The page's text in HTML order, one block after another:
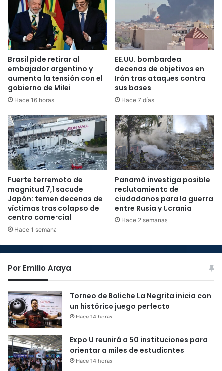
Brasil pide retirar al
embajador argentino y
aumenta la tensión con el
gobierno de Milei
Hace 16 horas
EE.UU. bombardea
decenas de objetivos en
Irán tras ataques contra
sus bases
Hace 7 días
Fuerte terremoto de
magnitud 7,1 sacude
Japón: temen decenas de
víctimas tras colapso de
centro comercial
Hace 1 semana
Panamá investiga posible
reclutamiento de
ciudadanos para la guerra
entre Rusia y Ucrania
Hace 2 semanas
Por Emilio Araya
Torneo de Boliche La Negrita inicia con
un histórico juego perfecto
Hace 14 horas
Expo U reunirá a 50 instituciones para
orientar a miles de estudiantes
Hace 14 horas